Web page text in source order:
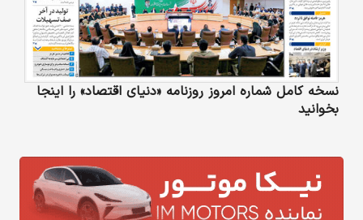
نسخه کامل شماره امروز روزنامه «دنیای‌ اقتصاد» را اینجا
بخوانید